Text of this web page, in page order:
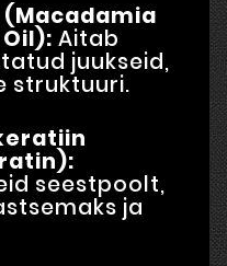
Aitab
juukseid,
struktuuri.
seestpoolt,
ja